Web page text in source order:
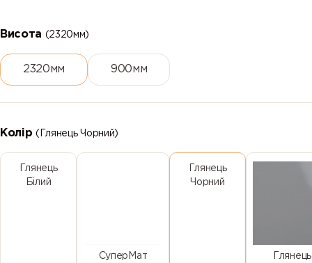
Висота (2320мм)
2320мм 900мм
Колір(Глянець Чорний)
Глянець
Білий
СуперМат
Глянець
Чорний
Глянець